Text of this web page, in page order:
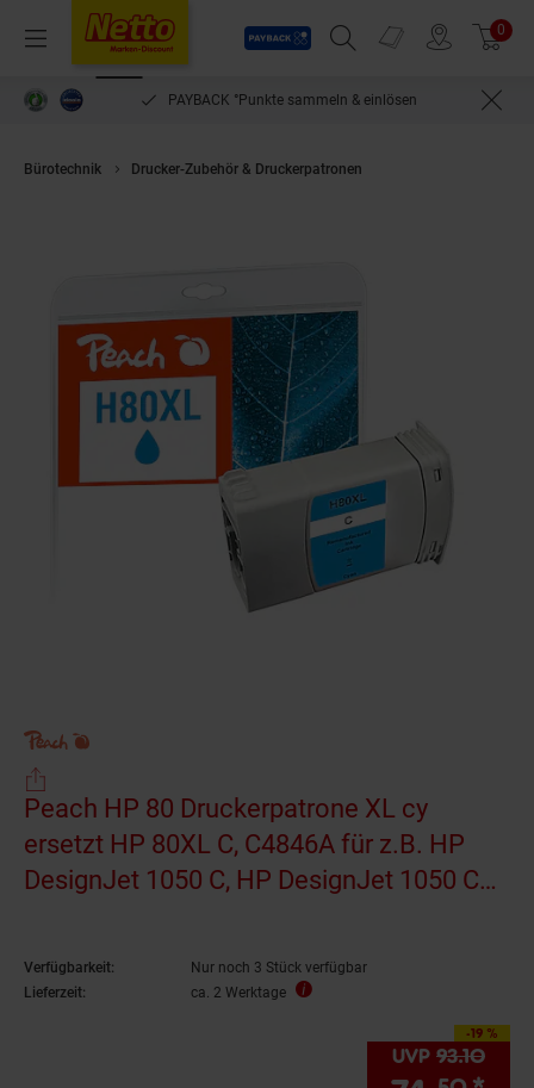
Menü
Payback
Suchfeld einblenden
Prospekte 0
PAYBACK °Punkte sammeln & einlösen
Bürotechnik Drucker-Zubehör & Druckerpatronen
Peach HP 80 Druckerpatrone XL cy
ersetzt HP 80XL C, C4846A für z.B. HP
DesignJet 1050 C, HP DesignJet 1050 C
Verfügbarkeit:
Nur noch 3 Stück verfügbar
Lieferzeit:
ca. 2 Werktage
-19 %
Sie Sparen 19
UVP 93.10UVP